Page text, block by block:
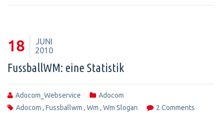
18
JUNI
2010
FussballWM: eine Statistik
Adocom_Webservice
Adocom
Adocom , Fussballwm , Wm , Wm Slogan 2 Comments